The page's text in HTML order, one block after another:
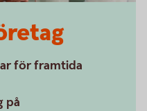
för framtida
på